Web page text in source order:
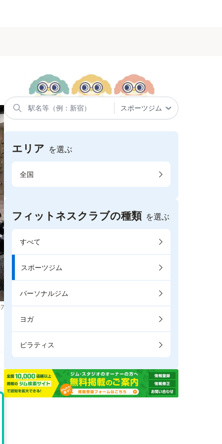
エリア を選ぶ
全国
フィットネスクラブの種類 を選ぶ
すべて
スポーツジム
パーソナルジム
ヨガ
ピラティス